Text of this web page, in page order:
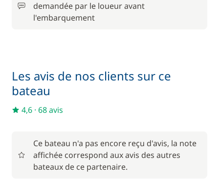
Kayak
Rachat de Franchise 400,00 €
demandée par le loueur avant
l'embarquement
Les avis de nos clients sur ce
bateau
4,6 · 68 avis
Ce bateau n'a pas encore reçu d'avis, la note
affichée correspond aux avis des autres
bateaux de ce partenaire.